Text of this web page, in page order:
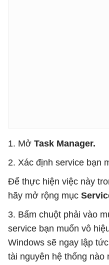
1. Mở Task Manager.
2. Xác định service bạn
Để thực hiện việc này
hãy mở rộng mục
3. Bấm chuột phải vào
service bạn muốn vô
Windows sẽ ngay lập
tài nguyên hệ thống